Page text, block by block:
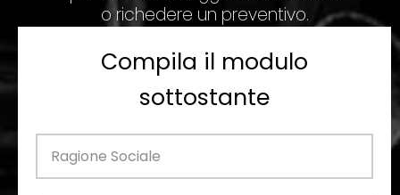
o richedere un preventivo.
Compila il modulo
sottostante